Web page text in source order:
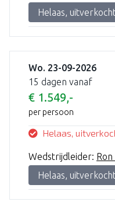
Helaas,
Wo. 23-09-2026
15 dagen vanaf
€ 1.549,-
per persoon
Helaas,
Wedstrijdleider:
Helaas,